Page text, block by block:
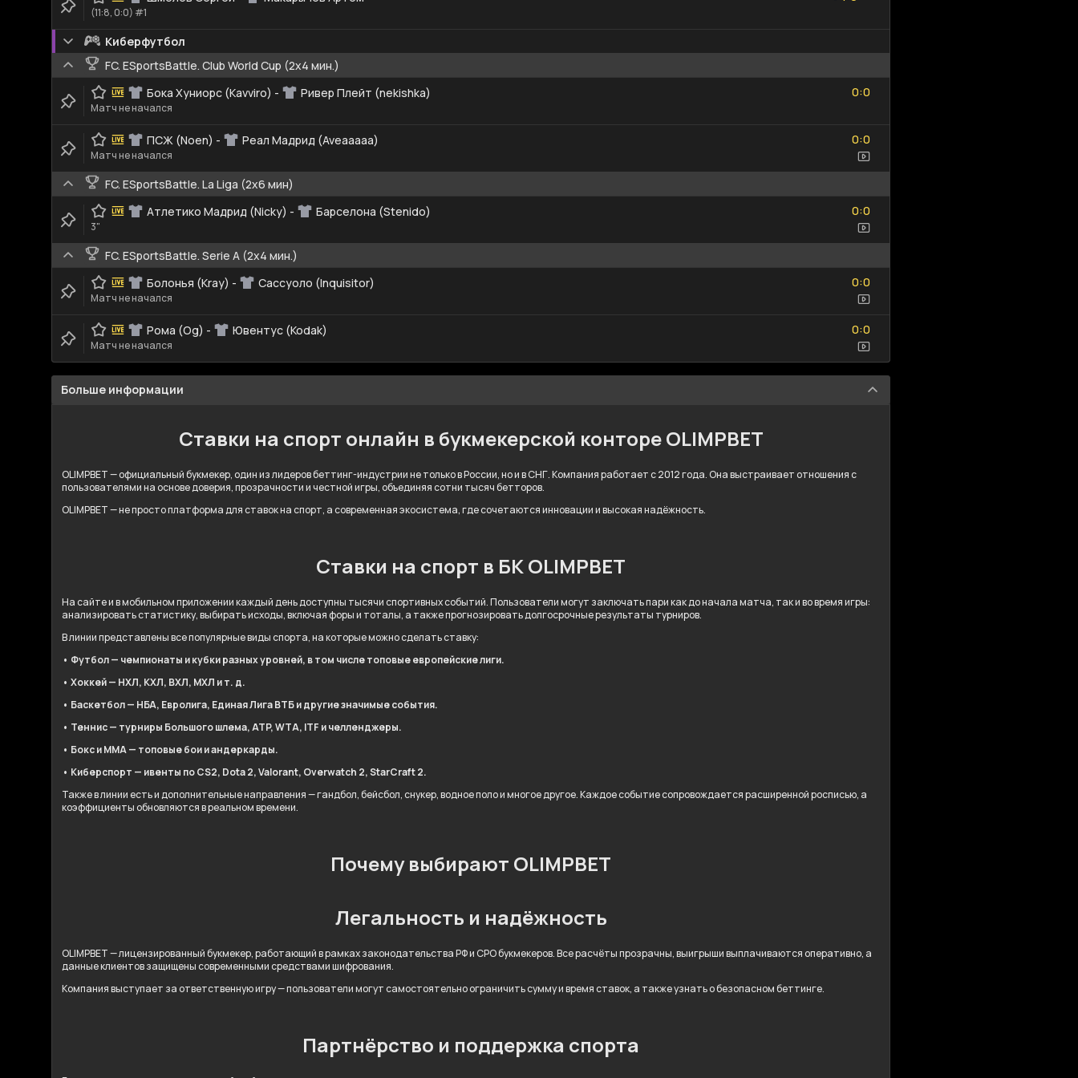
(11:8, 0:0) #1
Киберфутбол
FC. ESportsBattle. Club World Cup (2x4 мин.)
Бока Хуниорс (Kavviro) - Ривер Плейт (nekishka)
0
0:
0
0
Матч не начался
ПСЖ (Noen) - Реал Мадрид (Aveaaaaa)
0:0
Матч не начался
FC. ESportsBattle. La Liga (2x6 мин)
Атлетико Мадрид (Nicky) - Барселона (Stenido)
0
0:
0
0
3"
FC. ESportsBattle. Serie A (2x4 мин.)
Болонья (Kray) - Сассуоло (Inquisitor)
0
0:
0
0
Матч не начался
Рома (Og) - Ювентус (Kodak)
0:0
Матч не начался
Больше информации
Ставки на спорт онлайн в букмекерской конторе OLIMPBET
OLIMPBET — официальный букмекер, один из лидеров беттинг-индустрии не только в России, но и в СНГ. Компания работает с 2012 года. Она выстраивает отношения с
пользователями на основе доверия, прозрачности и честной игры, объединяя сотни тысяч бетторов.
OLIMPBET — не просто платформа для ставок на спорт, а современная экосистема, где сочетаются инновации и высокая надёжность.
Ставки на спорт в БК OLIMPBET
На сайте и в мобильном приложении каждый день доступны тысячи спортивных событий. Пользователи могут заключать пари как до начала матча, так и во время игры:
анализировать статистику, выбирать исходы, включая форы и тоталы, а также прогнозировать долгосрочные результаты турниров.
В линии представлены все популярные виды спорта, на которые можно сделать ставку:
• Футбол — чемпионаты и кубки разных уровней, в том числе топовые европейские лиги.
• Хоккей — НХЛ, КХЛ, ВХЛ, МХЛ и т. д.
• Баскетбол — НБА, Евролига, Единая Лига ВТБ и другие значимые события.
• Теннис — турниры Большого шлема, ATP, WTA, ITF и челленджеры.
• Бокс и ММА — топовые бои и андеркарды.
• Киберспорт — ивенты по CS2, Dota 2, Valorant, Overwatch 2, StarCraft 2.
Также в линии есть и дополнительные направления — гандбол, бейсбол, снукер, водное поло и многое другое. Каждое событие сопровождается расширенной росписью, а
коэффициенты обновляются в реальном времени.
Почему выбирают OLIMPBET
Легальность и надёжность
OLIMPBET — лицензированный букмекер, работающий в рамках законодательства РФ и СРО букмекеров. Все расчёты прозрачны, выигрыши выплачиваются оперативно, а
данные клиентов защищены современными средствами шифрования.
Компания выступает за ответственную игру — пользователи могут самостоятельно ограничить сумму и время ставок, а также узнать о безопасном беттинге.
Партнёрство и поддержка спорта